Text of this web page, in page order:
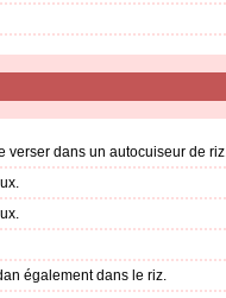
verser dans un autocuiseur de riz.
également dans le riz.